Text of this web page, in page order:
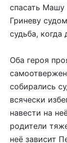
спасать Машу
Гриневу
судьба,
Оба героя
собирались
всячески
навести на
родители
неё зависит